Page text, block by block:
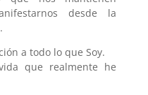
desde la
a todo lo que Soy.
que realmente he